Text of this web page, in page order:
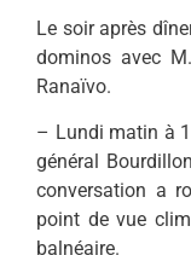
Le soir après
dominos avec
Ranaïvo.
– Lundi matin à
général
conversation a
point de vue
balnéaire.